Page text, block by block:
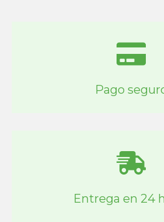
Pago
Entrega en 24